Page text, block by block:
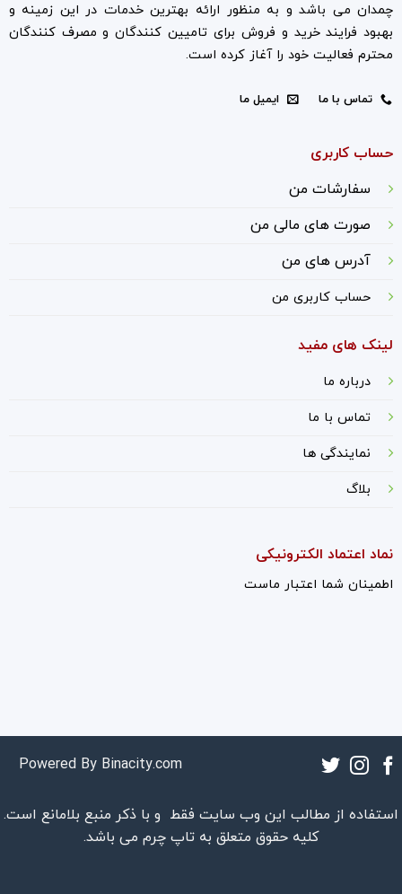
چمدان می باشد و به منظور ارائه بهترین خدمات در این زمینه و
بهبود فرایند خرید و فروش برای تامیین کنندگان و مصرف کنندگان
محترم فعالیت خود را آغاز کرده است.
تماس با ما ایمیل ما
حساب کاربری
سفارشات من
صورت های مالی من
آدرس های من
حساب کاربری من
لینک های مفید
درباره ما
تماس با ما
نمایندگی ها
بلاگ
نماد اعتماد الکترونیکی
اطمینان شما اعتبار ماست
استفاده از مطالب این وب سایت فقط و با ذکر منبع بلامانع است.
کلیه حقوق متعلق به تاپ چرم می باشد.
Powered By Binacity.com